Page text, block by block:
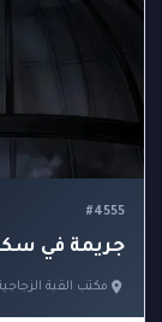
#4555
جريمة في
مكتب القبة